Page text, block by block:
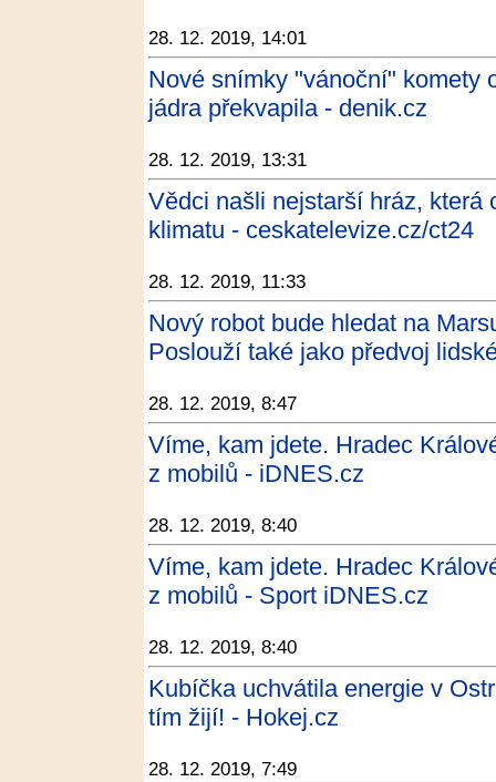
28. 12. 2019, 14:01
Nové snímky "vánoční" komety
jádra překvapila - denik.cz
28. 12. 2019, 13:31
Vědci našli nejstarší hráz, která
klimatu - ceskatelevize.cz/ct24
28. 12. 2019, 11:33
Nový robot bude hledat na
Poslouží také jako předvoj
28. 12. 2019, 8:47
Víme, kam jdete. Hradec
z mobilů - iDNES.cz
28. 12. 2019, 8:40
Víme, kam jdete. Hradec
z mobilů - Sport iDNES.cz
28. 12. 2019, 8:40
Kubíčka uchvátila energie v
tím žijí! - Hokej.cz
28. 12. 2019, 7:49